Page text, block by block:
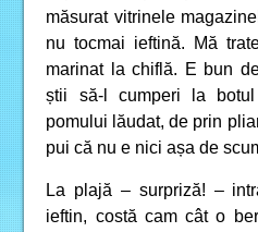
măsurat vitrinele
nu tocmai ieftină. Mă
marinat la chiflă. E bun
știi să-l cumperi la
pomului lăudat, de prin
pui că nu e nici așa de
La plajă – surpriză! –
ieftin, costă cam cât o